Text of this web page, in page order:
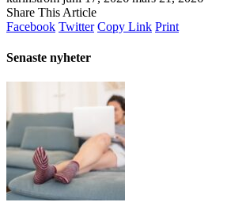
Share This Article
Facebook Twitter Copy Link Print
Senaste nyheter